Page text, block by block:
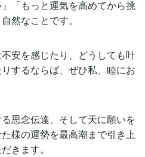
「もっと運気を高めてから挑
然なことです。
安を感じたり、どうしても叶
するならば、ぜひ私、睦にお
思念伝達、そして天に願いを
様の運勢を最高潮まで引き上
きます。